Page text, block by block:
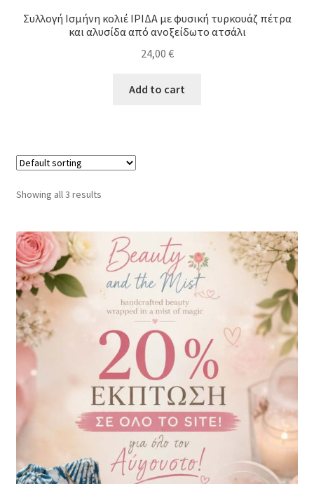
Συλλογή Ισμήνη κολιέ ΙΡΙΔΑ με φυσική τυρκουάζ πέτρα
και αλυσίδα από ανοξείδωτο ατσάλι
24,00 €
Add to cart
Showing all 3 results